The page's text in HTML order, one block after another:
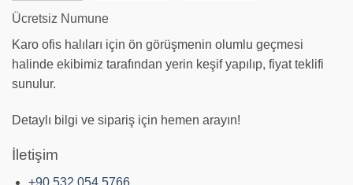
Ücretsiz Numune
Karo ofis halıları için ön görüşmenin olumlu geçmesi
halinde ekibimiz tarafından yerin keşif yapılıp, fiyat teklifi
sunulur.
Detaylı bilgi ve sipariş için hemen arayın!
İletişim
+90 532 054 5766